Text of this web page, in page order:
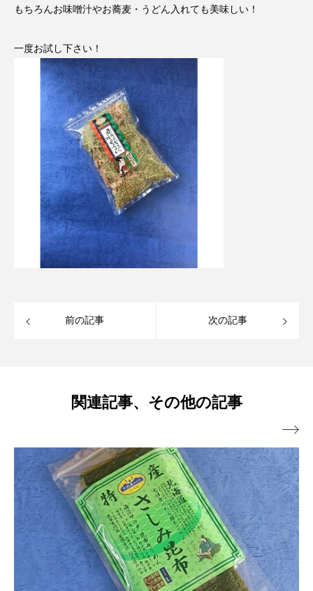
もちろんお味噌汁やお蕎麦・うどん入れても美味しい！
一度お試し下さい！
前の記事 次の記事
関連記事、その他の記事
